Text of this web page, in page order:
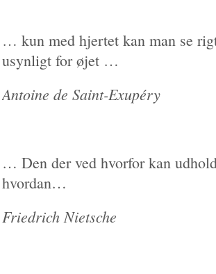
… kun med hjertet kan man se
usynligt for øjet …
Antoine de Saint-Exupéry
… Den der ved hvorfor kan
hvordan…
Friedrich Nietsche